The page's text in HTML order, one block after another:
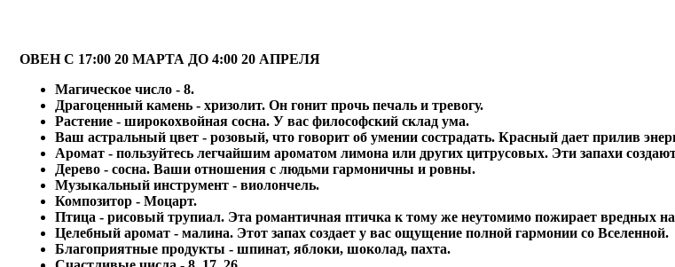
ОВЕН С 17:00 20 МАРТА ДО 4:00 20 АПРЕЛЯ
Магическое число - 8.
Драгоценный камень - хризолит. Он гонит прочь печаль и тревогу.
Растение - широкохвойная сосна. У вас философский склад ума.
Ваш астральный цвет - розовый, что говорит об умении сострадать. Красный дает прилив
Аромат - пользуйтесь легчайшим ароматом лимона или других цитрусовых. Эти запахи
Дерево - сосна. Ваши отношения с людьми гармоничны и ровны.
Музыкальный инструмент - виолончель.
Композитор - Моцарт.
Птица - рисовый трупиал. Эта романтичная птичка к тому же неутомимо пожирает вредных
Целебный аромат - малина. Этот запах создает у вас ощущение полной гармонии со Вселенной.
Благоприятные продукты - шпинат, яблоки, шоколад, пахта.